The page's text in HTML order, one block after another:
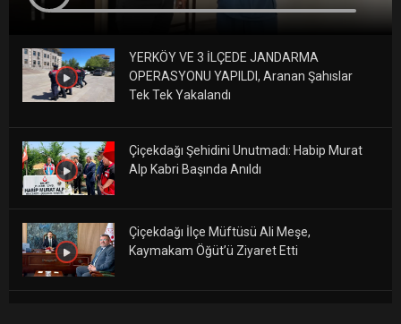
YERKÖY VE 3 İLÇEDE JANDARMA
OPERASYONU YAPILDI, Aranan Şahıslar
Tek Tek Yakalandı
Çiçekdağı Şehidini Unutmadı: Habip Murat
Alp Kabri Başında Anıldı
Çiçekdağı İlçe Müftüsü Ali Meşe,
Kaymakam Öğüt’ü Ziyaret Etti